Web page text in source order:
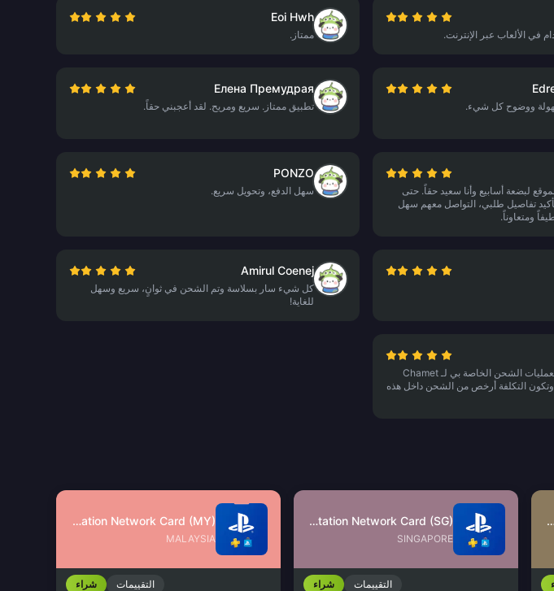
في الألعاب عبر الإنترنت.
Eoi Hwh
ممتاز.
ووضوح كل شيء.
Елена Премудрая
تطبيق ممتاز. سريع ومريح. لقد أعجبني حقاً.
لبضعة أسابيع وأنا سعيد حقاً. حتى
تفاصيل طلبي، التواصل معهم سهل
ومتعاوناً.
PONZO
سهل الدفع، وتحويل سريع.
Amirul Coenej
كل شيء سار بسلاسة وتم الشحن في ثوانٍ، سريع وسهل
للغاية!
تطبيق ممتاز. أقوم بعمليات الشحن الخاصة بي لـ Chamet
وتكون التكلفة أرخص من الشحن داخل هذه
PlayStation
PlayStation Network Card (SG)
SINGAPORE
التقييمات شراء
PlayStation Network Card (MY)
MALAYSIA
التقييمات شراء